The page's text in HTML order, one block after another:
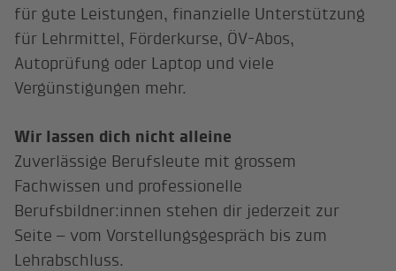
für gute Leistungen, finanzielle Unterstützung
für Lehrmittel, Förderkurse, ÖV-Abos,
Autoprüfung oder Laptop und viele
Vergünstigungen mehr.
Wir lassen dich nicht alleine
Zuverlässige Berufsleute mit grossem
Fachwissen und professionelle
Berufsbildner:innen stehen dir jederzeit zur
Seite – vom Vorstellungsgespräch bis zum
Lehrabschluss.